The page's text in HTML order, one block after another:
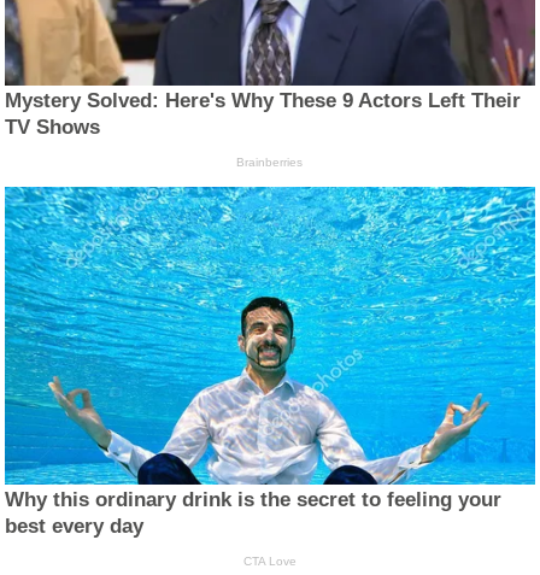
Mystery Solved: Here's Why These 9 Actors Left Their
TV Shows
Brainberries
Why this ordinary drink is the secret to feeling your
best every day
CTA Love